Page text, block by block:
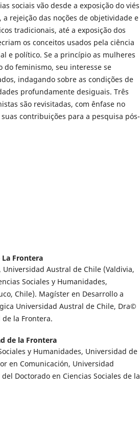
sociais vão desde a exposição do viés
rejeição das noções de objetividade e
tradicionais, até a exposição dos
os conceitos usados pela ciência
e político. Se a princípio as mulheres
feminismo, seu interesse se
indagando sobre as condições de
profundamente desiguais. Três
são revisitadas, com ênfase no
contribuições para a pesquisa pós-
Frontera
Austral de Chile (Valdivia,
Sociales y Humanidades,
Chile). Magíster en Desarrollo a
Universidad Austral de Chile, Dra©
de la Frontera.
de la Frontera
y Humanidades, Universidad de
en Comunicación, Universidad
Doctorado en Ciencias Sociales de la